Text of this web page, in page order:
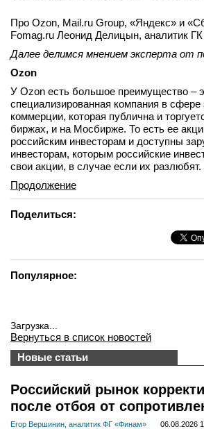
Про Ozon, Mail.ru Group, «Яндекс» и
Fomag.ru Леонид Делицын, аналитик
Далее делимся мнением эксперта от
Ozon
У Ozon есть большое преимущество –
специализированная компания в сфере
коммерции, которая публична и
биржах, и на Мосбирже. То есть ее
российским инвесторам и доступны
инвесторам, которым российские
свои акции, в случае если их разлюбят.
Продолжение
Поделиться:
Популярное:
Загрузка...
Вернуться в список новостей
Новые статьи
Российский рынок
после отбоя от
Егор Вершинин, аналитик ФГ «Финам» 06.08.2026